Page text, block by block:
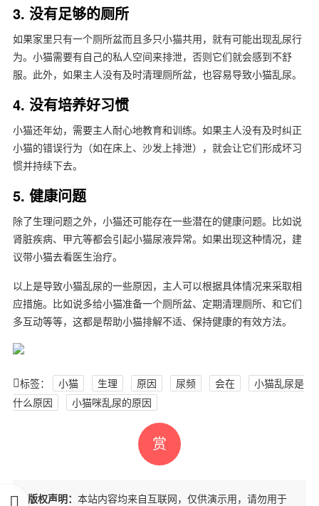
3. 没有足够的厕所
如果家里只有一个厕所盆而且多只小猫共用，就有可能出现乱尿行
为。小猫需要有自己的私人空间来排泄，否则它们就会感到不舒
服。此外，如果主人没有及时清理厕所盆，也容易导致小猫乱尿。
4. 没有培养好习惯
小猫还年幼，需要主人耐心地教育和训练。如果主人没有及时纠正
小猫的错误行为（如在床上、沙发上排泄），就会让它们形成坏习
惯并持续下去。
5. 健康问题
除了生理问题之外，小猫还可能存在一些潜在的健康问题。比如说
肾脏疾病、甲亢等都会引起小猫尿液异常。如果出现这种情况，建
议带小猫去看医生治疗。
以上是导致小猫乱尿的一些原因，主人可以根据具体情况来采取相
应措施。比如说多给小猫准备一个厕所盆、定期清理厕所、和它们
多互动等等，这都是帮助小猫排解不适、保持健康的有效方法。
标签： 小猫 生理 原因 尿频 会在
小猫乱尿是
什么原因
小猫咪乱尿的原因
赏
版权声明： 本站内容均来自互联网，仅供演示用，请勿用于